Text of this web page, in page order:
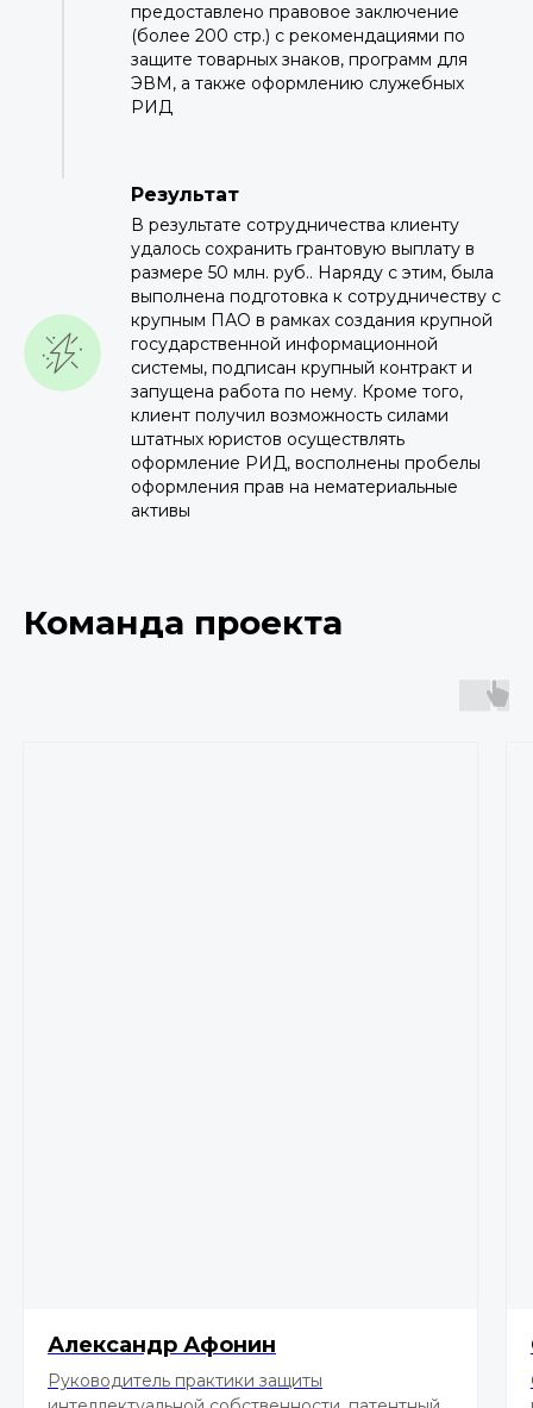
предоставлено правовое заключение
(более 200 стр.) с рекомендациями по
защите товарных знаков, программ для
ЭВМ, а также оформлению служебных
РИД
Результат
В результате сотрудничества клиенту
удалось сохранить грантовую выплату в
размере 50 млн. руб.. Наряду с этим, была
выполнена подготовка к сотрудничеству с
крупным ПАО в рамках создания крупной
государственной информационной
системы, подписан крупный контракт и
запущена работа по нему. Кроме того,
клиент получил возможность силами
штатных юристов осуществлять
оформление РИД, восполнены пробелы
оформления прав на нематериальные
активы
Команда проекта
Александр Афонин
Руководитель практики защиты